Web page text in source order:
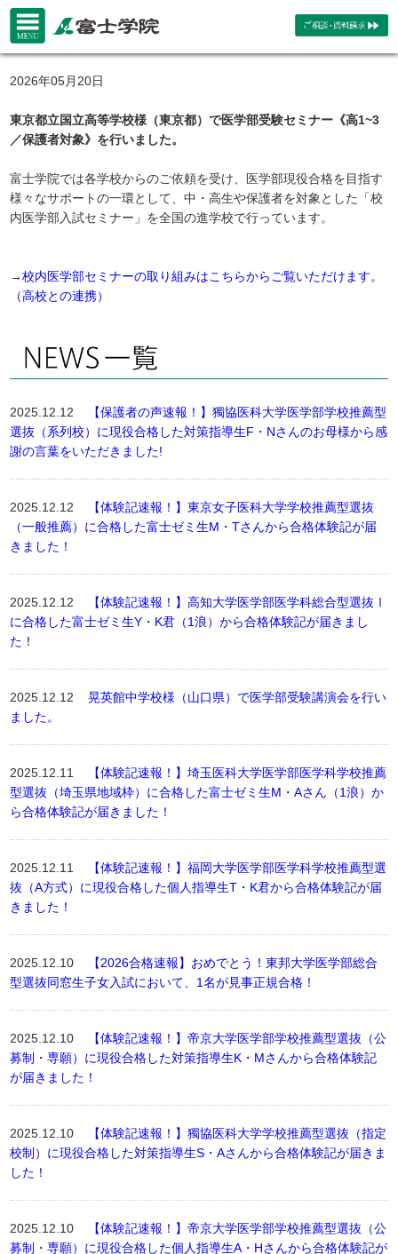
2026年05月20日
東京都立国立高等学校様（東京都）で医学部受験セミナー《高1~3
／保護者対象》を行いました。
富士学院では各学校からのご依頼を受け、医学部現役合格を目指す
様々なサポートの一環として、中・高生や保護者を対象とした「校
内医学部入試セミナー」を全国の進学校で行っています。
→校内医学部セミナーの取り組みはこちらからご覧いただけます。
（高校との連携）
2025.12.12
【保護者の声速報！】獨協医科大学医学部学校推薦型
選抜（系列校）に現役合格した対策指導生F・Nさんのお母様から感
謝の言葉をいただきました!
2025.12.12
【体験記速報！】東京女子医科大学学校推薦型選抜
（一般推薦）に合格した富士ゼミ生M・Tさんから合格体験記が届
きました！
2025.12.12
【体験記速報！】高知大学医学部医学科総合型選抜Ⅰ
に合格した富士ゼミ生Y・K君（1浪）から合格体験記が届きまし
た！
2025.12.12晃英館中学校様（山口県）で医学部受験講演会を行い
ました。
2025.12.11
【体験記速報！】埼玉医科大学医学部医学科学校推薦
型選抜（埼玉県地域枠）に合格した富士ゼミ生M・Aさん（1浪）か
ら合格体験記が届きました！
2025.12.11
【体験記速報！】福岡大学医学部医学科学校推薦型選
抜（A方式）に現役合格した個人指導生T・K君から合格体験記が届
きました！
2025.12.10
【2026合格速報】おめでとう！東邦大学医学部総合
型選抜同窓生子女入試において、1名が見事正規合格！
2025.12.10
【体験記速報！】帝京大学医学部学校推薦型選抜（公
募制・専願）に現役合格した対策指導生K・Mさんから合格体験記
が届きました！
2025.12.10
【体験記速報！】獨協医科大学学校推薦型選抜（指定
校制）に現役合格した対策指導生S・Aさんから合格体験記が届きま
した！
2025.12.10
【体験記速報！】帝京大学医学部学校推薦型選抜（公
募制・専願）に現役合格した個人指導生A・Hさんから合格体験記が